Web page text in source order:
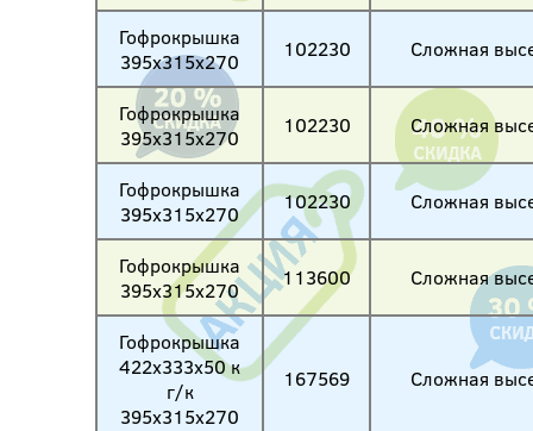
Гофрокрышка
395х315х270
102230 Сложная
Гофрокрышка
395х315х270
102230 Сложная
Гофрокрышка
395х315х270
102230 Сложная
Гофрокрышка
395х315х270
113600 Сложная
Гофрокрышка
422х333х50 к
г/к
395х315х270
167569 Сложная